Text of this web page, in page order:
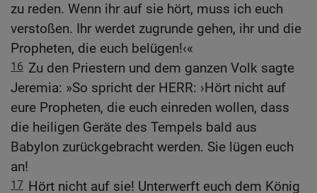
zu reden. Wenn ihr auf sie hört, muss ich euch
verstoßen. Ihr werdet zugrunde gehen, ihr und die
Propheten, die euch belügen!‹«
16 Zu den Priestern und dem ganzen Volk sagte
Jeremia: »So spricht der HERR: ›Hört nicht auf
eure Propheten, die euch einreden wollen, dass
die heiligen Geräte des Tempels bald aus
Babylon zurückgebracht werden. Sie lügen euch
an!
17 Hört nicht auf sie! Unterwerft euch dem König